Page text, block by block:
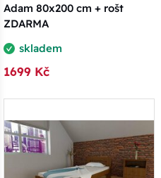
Adam 80x200 cm + rošt
ZDARMA
skladem
1699 Kč